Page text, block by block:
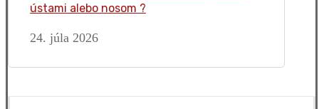
ústami alebo nosom ?
24. júla 2026